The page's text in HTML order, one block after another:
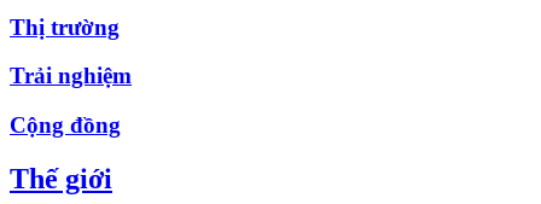
Thị trường
Trải nghiệm
Cộng đồng
Thế giới